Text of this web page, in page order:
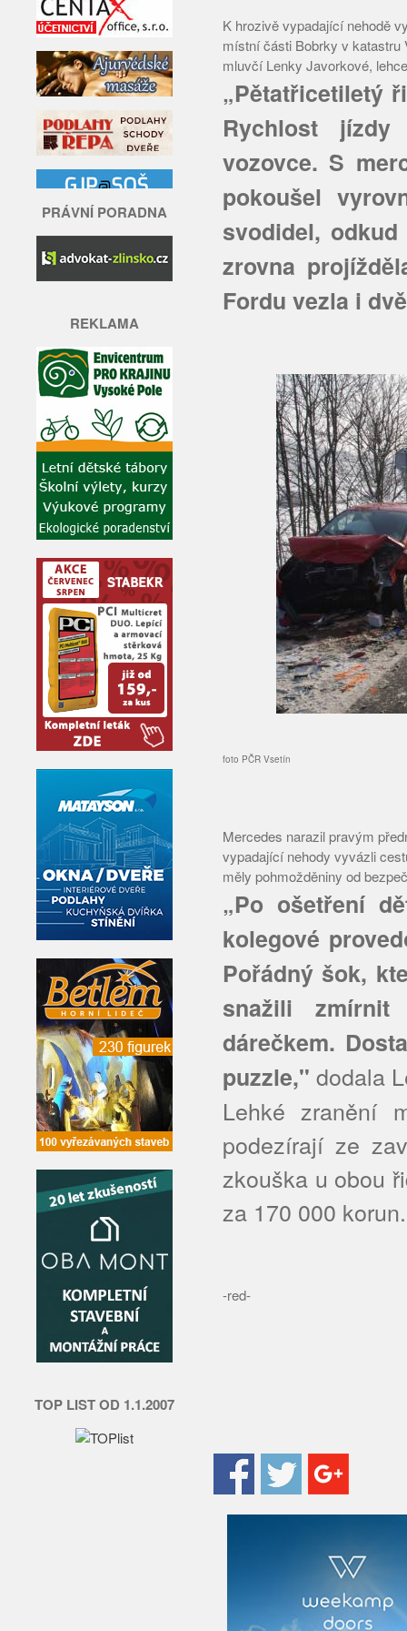
PRÁVNÍ PORADNA
REKLAMA
TOP LIST OD 1.1.2007
K hrozivě vypadající nehodě
místní části Bobrky v katastru
mluvčí Lenky Javorkové,
„Pětatřicetiletý
Rychlost jízdy
vozovce. S
pokoušel
svodidel,
zrovna
Fordu vezla i
foto PČR Vsetín
Mercedes narazil pravým
vypadající nehody vyvázli
měly pohmožděniny od
„Po ošetření
kolegové
Pořádný šok,
snažili
dárečkem.
puzzle," dodala
Lehké zranění
podezírají ze
zkouška u obou
za 170 000 korun.
-red-